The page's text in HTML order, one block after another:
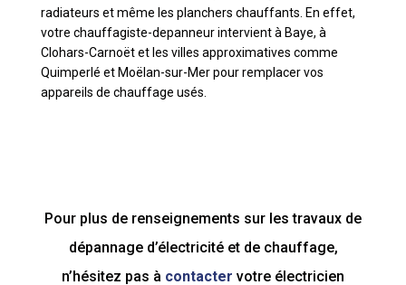
radiateurs et même les planchers chauffants. En effet,
votre chauffagiste-depanneur intervient à Baye, à
Clohars-Carnoët et les villes approximatives comme
Quimperlé et Moëlan-sur-Mer pour remplacer vos
appareils de chauffage usés.
Pour plus de renseignements sur les travaux de
dépannage d’électricité et de chauffage,
n’hésitez pas à contacter votre électricien